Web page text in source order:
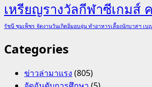
เหรียญรางวัลกีฬาซีเกมส์
รัชนี ชุมเพ็ชร จัดงานวันเกิดอิ่มอบอุ่น ทำอาหารเลี้ยงนักบาสฯ เ
Categories
ข่าวล่ามาแรง (805)